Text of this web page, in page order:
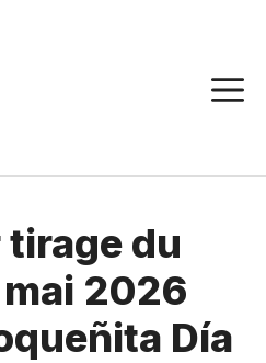
du
mai 2026
Día